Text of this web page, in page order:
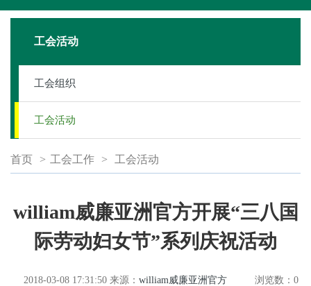
工会活动
工会组织
工会活动
首页 > 工会工作 > 工会活动
william威廉亚洲官方开展“三八国
际劳动妇女节”系列庆祝活动
2018-03-08 17:31:50 来源： william威廉亚洲官方 浏览数： 0